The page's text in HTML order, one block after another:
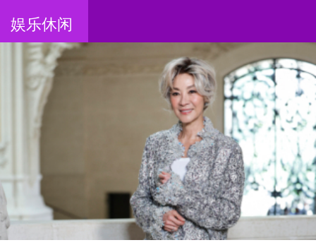
娱乐休闲